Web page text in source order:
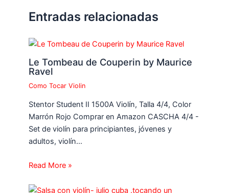
Entradas relacionadas
Le Tombeau de Couperin by Maurice
Ravel
Como Tocar Violin
Stentor Student II 1500A Violín, Talla 4/4, Color
Marrón Rojo Comprar en Amazon CASCHA 4/4 -
Set de violín para principiantes, jóvenes y
adultos, violín…
Read More »